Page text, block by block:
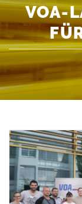
VOA-